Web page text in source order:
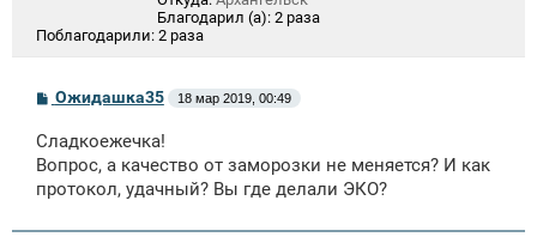
Благодарил (а): 2 раза
Поблагодарили: 2 раза
С
б
щ
н
е
Ожидашка35 18 мар 2019, 00:49
Сладкоежечка!
Вопрос, а качество от заморозки не меняется? И как
протокол, удачный? Вы где делали ЭКО?